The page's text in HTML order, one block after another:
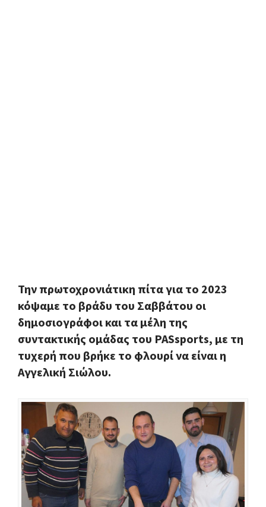
Την πρωτοχρονιάτικη πίτα για το 2023
κόψαμε το βράδυ του Σαββάτου οι
δημοσιογράφοι και τα μέλη της
συντακτικής ομάδας του PASsports, με τη
τυχερή που βρήκε το φλουρί να είναι η
Αγγελική Σιώλου.